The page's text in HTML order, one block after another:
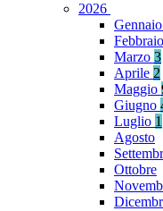
2026
Gennaio
Febbraio
Marzo 3
Aprile 2
Maggio
Giugno
Luglio 1
Agosto
Ottobre